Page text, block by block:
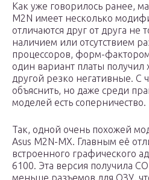
Как уже говорилось ранее,
M2N имеет несколько
отличаются друг от друга не
наличием или отсутствием
процессоров, форм-
один вариант платы
другой резко негативные. С
объяснить, но даже среди
моделей есть соперничество.
Так, одной очень похожей
Asus M2N-MX. Главным её
встроенного графического
6100. Эта версия получила
меньше разъемов для ОЗУ,